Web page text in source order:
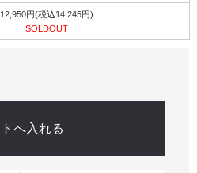
12,950円(税込14,245円)
SOLDOUT